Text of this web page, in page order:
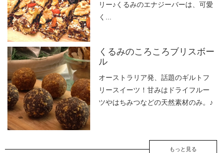
リー♪くるみのエナジーバーは、可愛
く...
くるみのころころブリスボー
ル
オーストラリア発、話題のギルトフ
リースイーツ！甘みはドライフルー
ツやはちみつなどの天然素材のみ。♪
もっと見る